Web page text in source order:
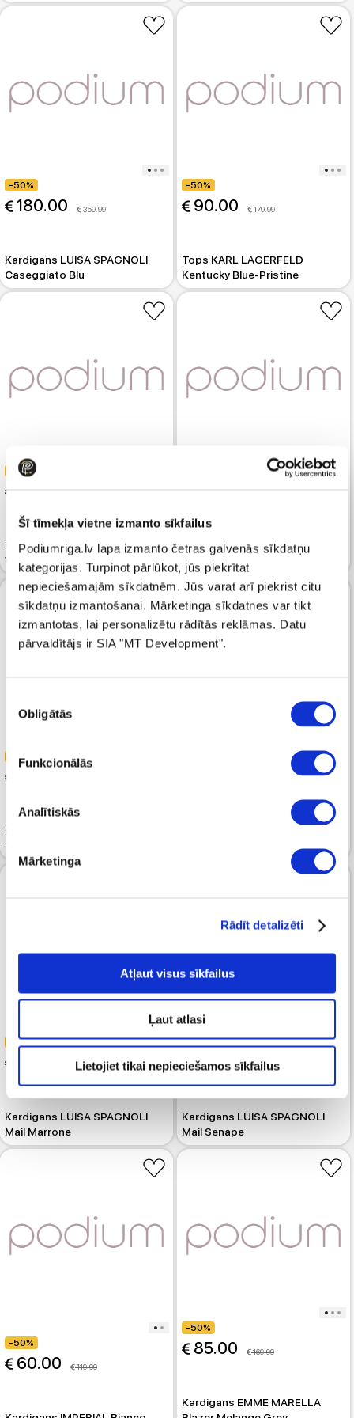
Šī tīmekļa vietne izmanto sīkfailus
Podiumriga.lv lapa izmanto četras galvenās sīkdatņu
kategorijas. Turpinot pārlūkot, jūs piekrītat
nepieciešamajām sīkdatnēm. Jūs varat arī piekrist citu
sīkdatņu izmantošanai. Mārketinga sīkdatnes var tikt
izmantotas, lai personalizētu rādītās reklāmas. Datu
pārvaldītājs ir SIA "MT Development".
izvēle
Obligātās
Funkcionālās
Analītiskās
Mārketinga
Rādīt detalizēti
Atļaut visus sīkfailus
Ļaut atlasi
Lietojiet tikai nepieciešamos sīkfailus
-50%
180.00 359.99
Kardigans LUISA SPAGNOLI
Caseggiato Blu
-50%
90.00 179.99
Tops KARL LAGERFELD
Kentucky Blue-Pristine
-40%
Kardigans CALVIN KLEIN JEANS
Woven Label Cable Tofu
Kardigans KARL LAGERFELD
Boucle Knit Cannoli Cream
-40%
Kardigans BETTY BARCLAY
Taupe Melange
-50%
379.99
Kardigans LUISA SPAGNOLI
Mail Marrone
-50%
190.00 379.99
Kardigans LUISA SPAGNOLI
Mail Senape
-50%
60.00 119.99
-50%
85.00 169.99
Kardigans EMME MARELLA